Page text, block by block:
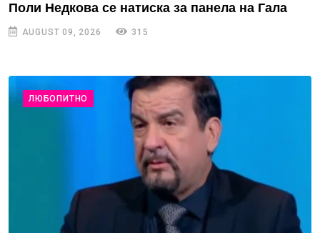
Поли Недкова се натиска за панела на Гала
AUGUST 09, 2026 315
ЛЮБОПИТНО